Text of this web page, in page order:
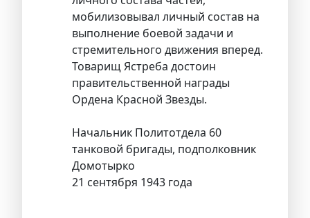
мобилизовывал личный состав на
выполнение боевой задачи и
стремительного движения вперед.
Товарищ Ястреба достоин
правительственной награды
Ордена Красной Звезды.
Начальник Политотдела 60
танковой бригады, подполковник
Домотырко
21 сентября 1943 года